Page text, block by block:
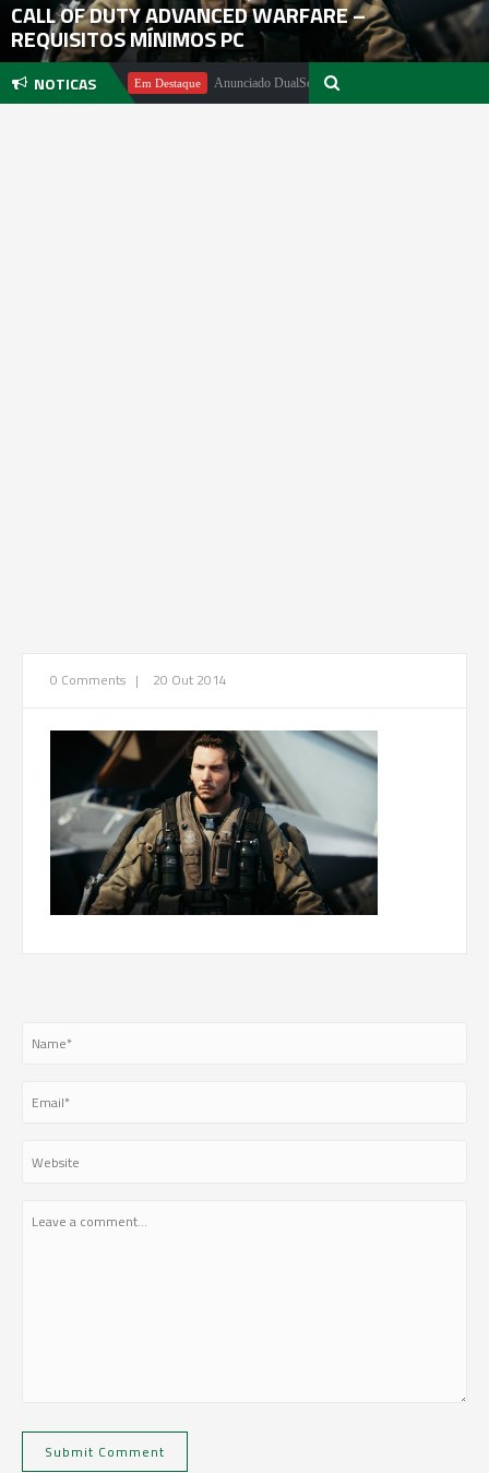
CALL OF DUTY ADVANCED WARFARE –
REQUISITOS MÍNIMOS PC
NOTICAS
Pachter Em Destaque Anunciado DualSense The Last of Us Limited Edition
0 Comments | 20 Out 2014